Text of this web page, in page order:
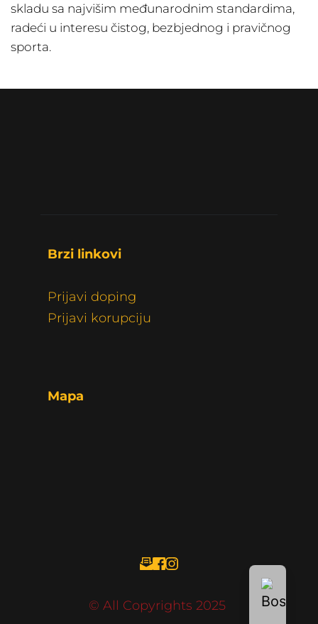
skladu sa najvišim međunarodnim standardima,
radeći u interesu čistog, bezbjednog i pravičnog
sporta.
Brzi linkovi
Prijavi doping
Prijavi korupciju
Mapa
© All Copyrights 2025